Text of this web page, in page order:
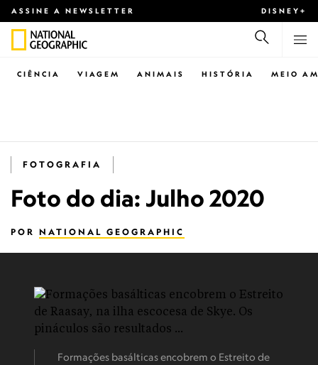
ASSINE A NEWSLETTER DISNEY+
CIÊNCIA VIAGEM ANIMAIS HISTÓRIA MEIO
FOTOGRAFIA
Foto do dia: Julho 2020
POR NATIONAL GEOGRAPHIC
Formações basálticas encobrem o Estreito de